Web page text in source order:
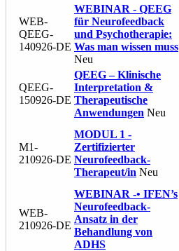
WEB-
QEEG-
140926-DE
WEBINAR - QEEG
für Neurofeedback
und Psychotherapie:
Was man wissen muss
Neu
QEEG-
150926-DE
QEEG – Klinische
Interpretation &
Therapeutische
Anwendungen Neu
M1-
210926-DE
MODUL 1 -
Zertifizierter
Neurofeedback-
Therapeut/in Neu
WEB-
210926-DE
WEBINAR -• IFEN’s
Neurofeedback-
Ansatz in der
Behandlung von
ADHS